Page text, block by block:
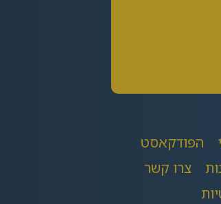
הפודקאסט
צרו קשר